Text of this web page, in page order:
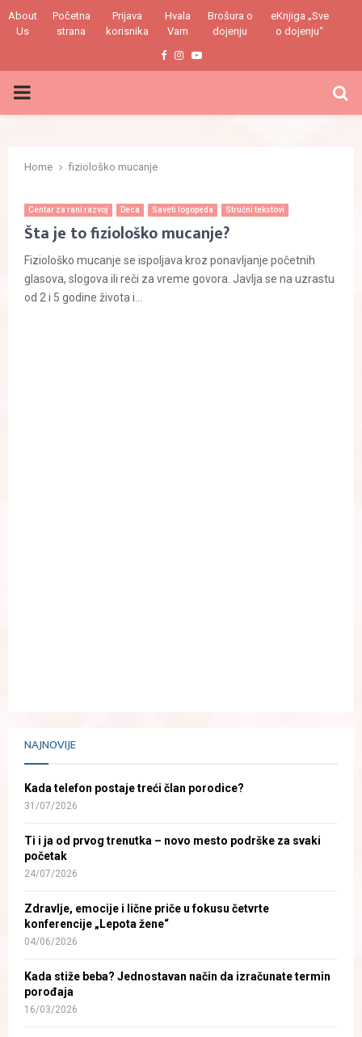
About
Us
Početna
strana
Prijava
korisnika
Hvala
Vam
Brošura o
dojenju
eKnjiga „Sve
o dojenju“
Facebook
Instagram
Youtube
PRIMARY
Home fiziološko mucanje
Centar za rani razvoj Deca Saveti logopeda Stručni tekstovi
Šta je to fiziološko mucanje?
Fiziološko mucanje se ispoljava kroz ponavljanje početnih
glasova, slogova ili reči za vreme govora. Javlja se na uzrastu
od 2 i 5 godine života i...
NAJNOVIJE
Kada telefon postaje treći član porodice?
31/07/2026
Ti i ja od prvog trenutka – novo mesto podrške za svaki
početak
24/07/2026
Zdravlje, emocije i lične priče u fokusu četvrte
konferencije „Lepota žene“
04/06/2026
Kada stiže beba? Jednostavan način da izračunate termin
porođaja
16/03/2026